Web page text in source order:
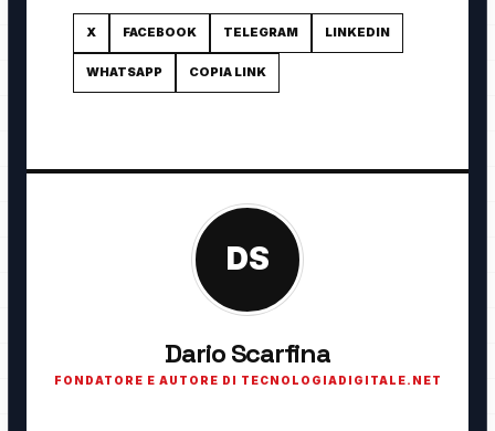
X FACEBOOK TELEGRAM LINKEDIN
WHATSAPP COPIA LINK
DS
Dario Scarfina
FONDATORE E AUTORE DI TECNOLOGIADIGITALE.NET